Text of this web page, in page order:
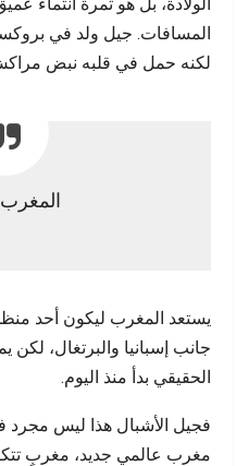
المسافات. جيل ولد في
لكنه حمل في قلبه نبض
جانب إسبانيا والبرتغال، لكن
الحقيقي بدأ منذ اليوم.
فجيل الأشبال هذا ليس
مغرب عالمي جديد، مغربٍ